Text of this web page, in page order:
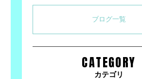
ブログ一覧
CATEGORY
カテゴリ